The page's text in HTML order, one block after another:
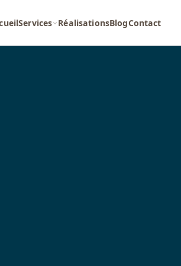
Services RéalisationsBlogContact